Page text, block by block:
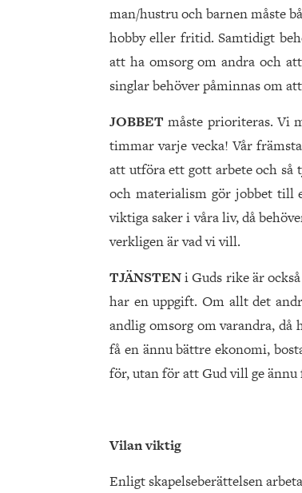
man/hustru och barnen måste
hobby eller fritid. Samtidigt
att ha omsorg om andra och
singlar behöver påminnas om
JOBBETmåste prioriteras. Vi
timmar varje vecka! Vår
att utföra ett gott arbete och så
och materialism gör jobbet till
viktiga saker i våra liv, då
verkligen är vad vi vill.
TJÄNSTENi Guds rike är
har en uppgift. Om allt det
andlig omsorg om varandra,
få en ännu bättre ekonomi,
för, utan för att Gud vill ge
Vilan viktig
Enligt skapelseberättelsen